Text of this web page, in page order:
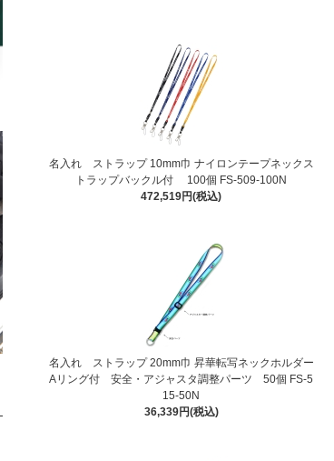
名入れ ストラップ 10mm巾 ナイロンテープネックス
トラップバックル付 100個 FS-509-100N
472,519円(税込)
名入れ ストラップ 20mm巾 昇華転写ネックホルダー
Aリング付 安全・アジャスタ調整パーツ 50個 FS-5
15-50N
36,339円(税込)